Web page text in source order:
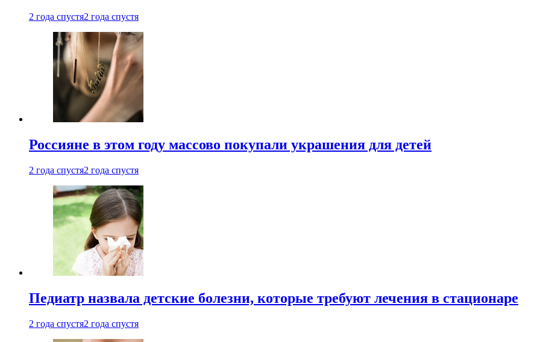
2 года спустя2 года спустя
Россияне в этом году массово покупали украшения для детей
2 года спустя2 года спустя
Педиатр назвала детские болезни, которые требуют лечения в стационаре
2 года спустя2 года спустя